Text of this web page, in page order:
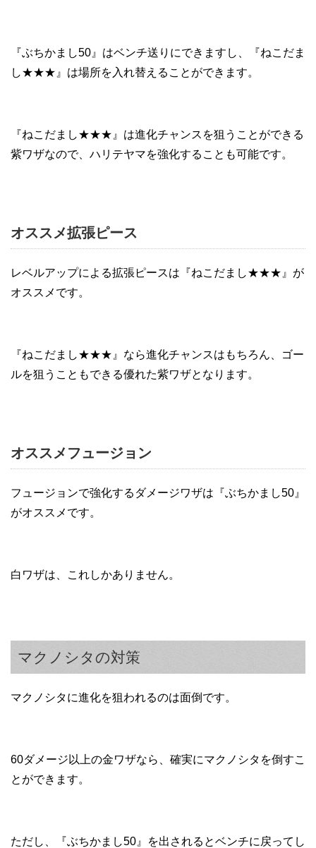
『ぶちかまし50』はベンチ送りにできますし、『ねこだま
し★★★』は場所を入れ替えることができます。
『ねこだまし★★★』は進化チャンスを狙うことができる
紫ワザなので、ハリテヤマを強化することも可能です。
オススメ拡張ピース
レベルアップによる拡張ピースは『ねこだまし★★★』が
オススメです。
『ねこだまし★★★』なら進化チャンスはもちろん、ゴー
ルを狙うこともできる優れた紫ワザとなります。
オススメフュージョン
フュージョンで強化するダメージワザは『ぶちかまし50』
がオススメです。
白ワザは、これしかありません。
マクノシタの対策
マクノシタに進化を狙われるのは面倒です。
60ダメージ以上の金ワザなら、確実にマクノシタを倒すこ
とができます。
ただし、『ぶちかまし50』を出されるとベンチに戻ってし